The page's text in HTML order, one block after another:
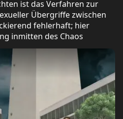
ist das Verfahren zur
Übergriffe zwischen
fehlerhaft; hier
inmitten des Chaos